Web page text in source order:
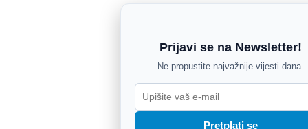
Prijavi se na Newsletter!
Ne propustite najvažnije vijesti dana.
Pretplati se